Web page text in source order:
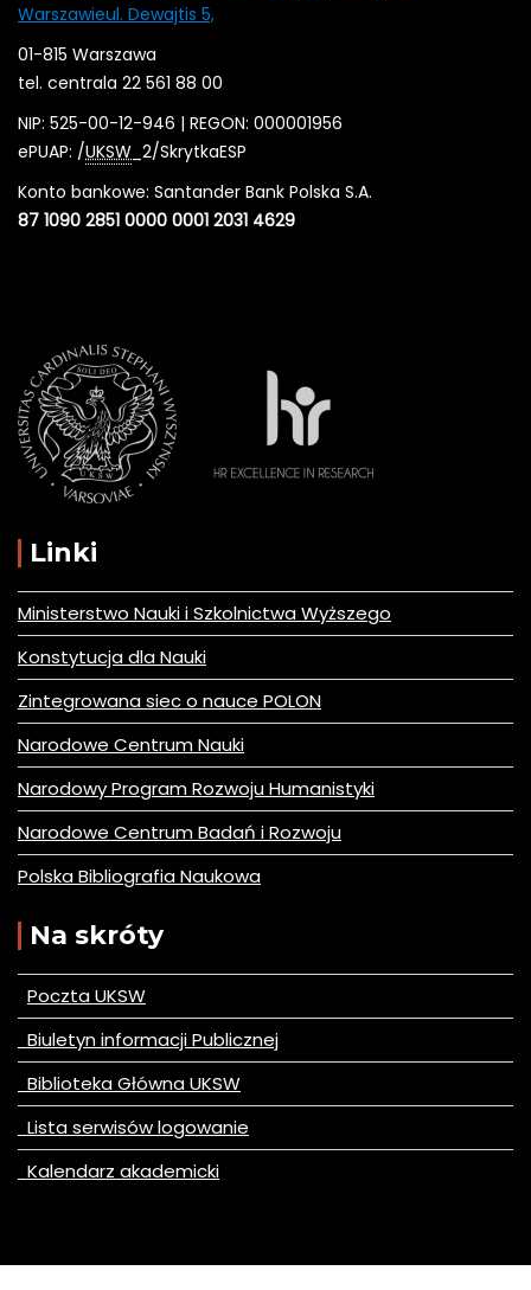
Warszawieul. Dewajtis 5,
01-815 Warszawa
tel. centrala 22 561 88 00
NIP: 525-00-12-946 | REGON: 000001956
ePUAP: /UKSW _2/SkrytkaESP
Konto bankowe: Santander Bank Polska S.A.
87 1090 2851 0000 0001 2031 4629
Linki
Ministerstwo Nauki i Szkolnictwa Wyższego
Konstytucja dla Nauki
Zintegrowana siec o nauce POLON
Narodowe Centrum Nauki
Narodowy Program Rozwoju Humanistyki
Narodowe Centrum Badań i Rozwoju
Polska Bibliografia Naukowa
Na skróty
Poczta UKSW
Biuletyn informacji Publicznej
Biblioteka Główna UKSW
Lista serwisów logowanie
Kalendarz akademicki